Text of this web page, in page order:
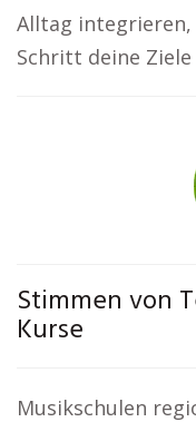
Alltag
Schritt deine
Stimmen von
Kurse
Musikschulen